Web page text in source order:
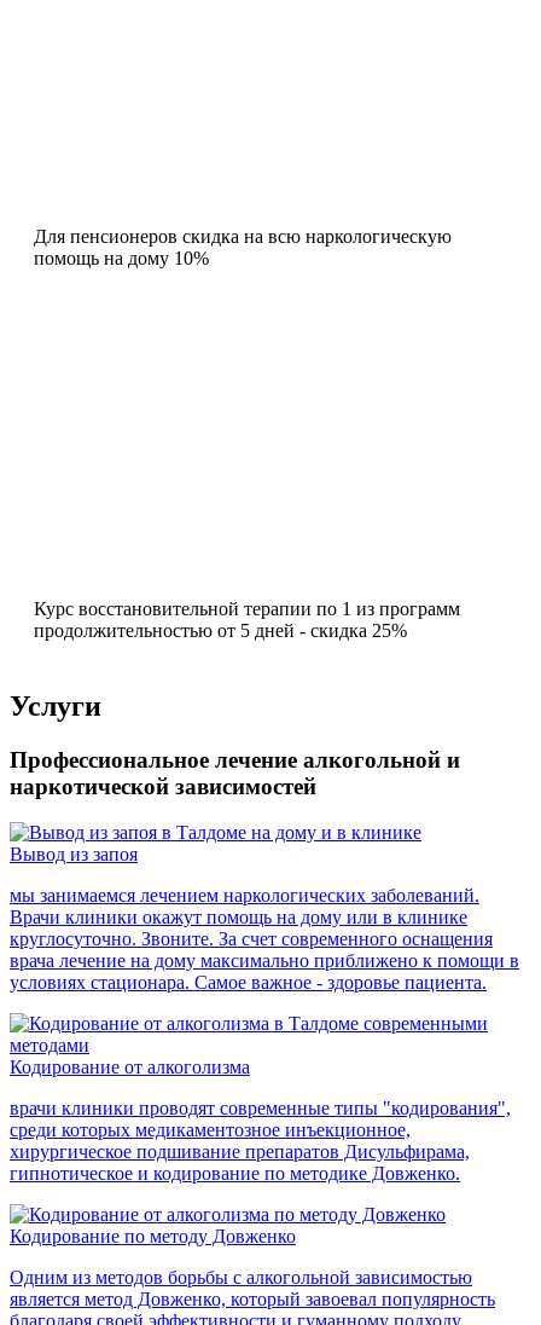
Для пенсионеров скидка на всю наркологическую
помощь на дому 10%
Курс восстановительной терапии по 1 из программ
продолжительностью от 5 дней - скидка 25%
Услуги
Профессиональное лечение алкогольной и
наркотической зависимостей
Вывод из запоя
мы занимаемся лечением наркологических заболеваний.
Врачи клиники окажут помощь на дому или в клинике
круглосуточно. Звоните. За счет современного оснащения
врача лечение на дому максимально приближено к помощи в
условиях стационара. Самое важное - здоровье пациента.
Кодирование от алкоголизма
врачи клиники проводят современные типы "кодирования",
среди которых медикаментозное инъекционное,
хирургическое подшивание препаратов Дисульфирама,
гипнотическое и кодирование по методике Довженко.
Кодирование по методу Довженко
Одним из методов борьбы с алкогольной зависимостью
является метод Довженко, который завоевал популярность